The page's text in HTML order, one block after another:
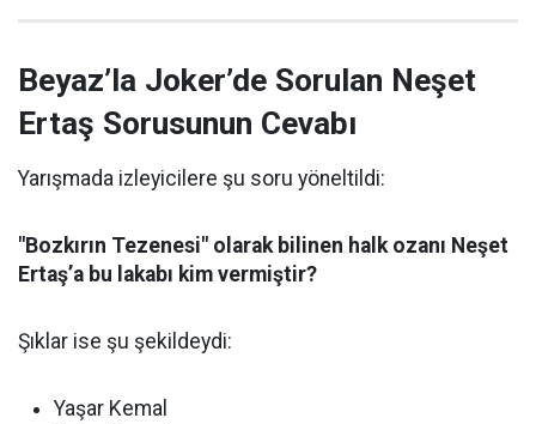
Beyaz’la Joker’de Sorulan Neşet
Ertaş Sorusunun Cevabı
Yarışmada izleyicilere şu soru yöneltildi:
"Bozkırın Tezenesi" olarak bilinen halk ozanı Neşet
Ertaş’a bu lakabı kim vermiştir?
Şıklar ise şu şekildeydi:
Yaşar Kemal